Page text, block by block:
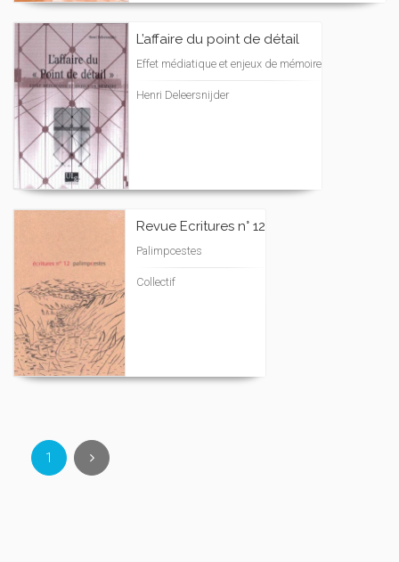
L’affaire du point de détail
Effet médiatique et enjeux de mémoire
Henri Deleersnijder
Revue Ecritures n° 12
Palimpcestes
Collectif
1